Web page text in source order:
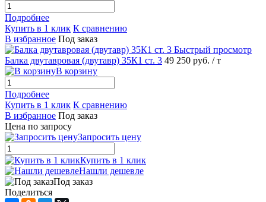
Подробнее
Купить в 1 клик К сравнению
В избранное Под заказ
Быстрый просмотр
Балка двутавровая (двутавр) 35К1 ст. 3 49 250 руб. / т
В корзину
Подробнее
Купить в 1 клик К сравнению
В избранное Под заказ
Цена по запросу
Запросить цену
Купить в 1 клик
Нашли дешевле
Под заказ
Поделиться